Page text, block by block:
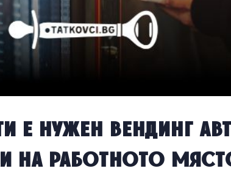
е нужен вендинг
на работното